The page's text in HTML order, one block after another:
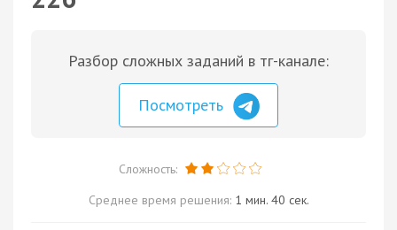
Разбор сложных заданий в тг-канале:
Посмотреть
Сложность:
Среднее время решения: 1 мин. 40 сек.